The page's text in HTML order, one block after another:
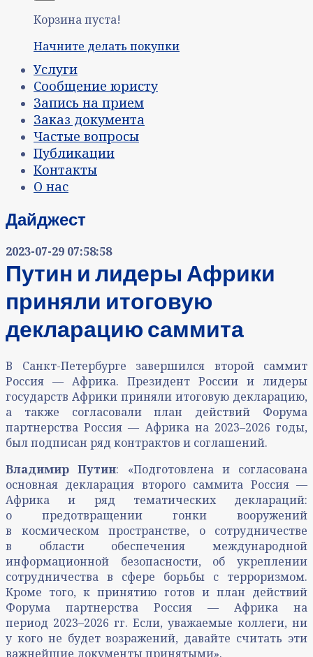
Корзина пуста!
Начните делать покупки
Услуги
Сообщение юристу
Запись на прием
Заказ документа
Частые вопросы
Публикации
Контакты
О нас
Дайджест
2023-07-29 07:58:58
Путин и лидеры Африки
приняли итоговую
декларацию саммита
В Санкт-Петербурге завершился второй саммит
Россия — Африка. Президент России и лидеры
государств Африки приняли итоговую декларацию,
а также согласовали план действий Форума
партнерства Россия — Африка на 2023–2026 годы,
был подписан ряд контрактов и соглашений.
Владимир Путин: «Подготовлена и согласована
основная декларация второго саммита Россия —
Африка и ряд тематических деклараций:
о предотвращении гонки вооружений
в космическом пространстве, о сотрудничестве
в области обеспечения международной
информационной безопасности, об укреплении
сотрудничества в сфере борьбы с терроризмом.
Кроме того, к принятию готов и план действий
Форума партнерства Россия — Африка на
период 2023–2026 гг. Если, уважаемые коллеги, ни
у кого не будет возражений, давайте считать эти
важнейшие документы принятыми».